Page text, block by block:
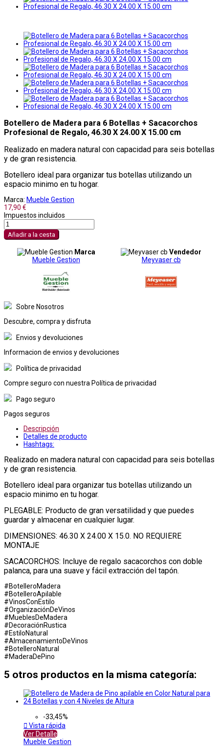
Botellero de Madera para 6 Botellas + Sacacorchos
Profesional de Regalo, 46.30 X 24.00 X 15.00 cm
Realizado en madera natural con capacidad para seis botellas
y de gran resistencia.
Botellero ideal para organizar tus botellas utilizando un
espacio minimo en tu hogar.
Marca: Mueble Gestion
17,90 €
Impuestos incluidos
Añadir a la cesta
Marca
Mueble Gestion
Vendedor
Meyvaser cb
Sobre Nosotros
Descubre, compra y disfruta
Envios y devoluciones
Informacion de envios y devoluciones
Política de privacidad
Compre seguro con nuestra Política de privacidad
Pago seguro
Pagos seguros
Descripción
Detalles de producto
Hashtags:
Realizado en madera natural con capacidad para seis botellas
y de gran resistencia.
Botellero ideal para organizar tus botellas utilizando un
espacio minimo en tu hogar.
PLEGABLE: Producto de gran versatilidad y que puedes
guardar y almacenar en cualquier lugar.
DIMENSIONES: 46.30 X 24.00 X 15.0. NO REQUIERE
MONTAJE
SACACORCHOS: Incluye de regalo sacacorchos con doble
palanca, para una suave y fácil extracción del tapón.
#BotelleroMadera
#BotelleroApilable
#VinosConEstilo
#OrganizaciónDeVinos
#MueblesDeMadera
#DecoraciónRustica
#EstiloNatural
#AlmacenamientoDeVinos
#BotelleroNatural
#MaderaDePino
5 otros productos en la misma categoría:
-33,45%
 Vista rápida
Ver Detalle
Mueble Gestion